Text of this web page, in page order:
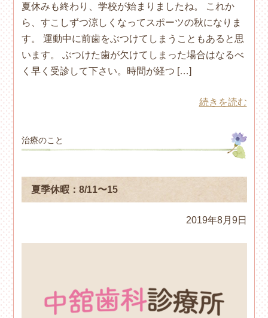
夏休みも終わり、学校が始まりましたね。 これか
ら、すこしずつ涼しくなってスポーツの秋になりま
す。 運動中に前歯をぶつけてしまうこともあると思
います。 ぶつけた歯が欠けてしまった場合はなるべ
く早く受診して下さい。時間が経つ […]
続きを読む
治療のこと
夏季休暇：8/11〜15
2019年8月9日